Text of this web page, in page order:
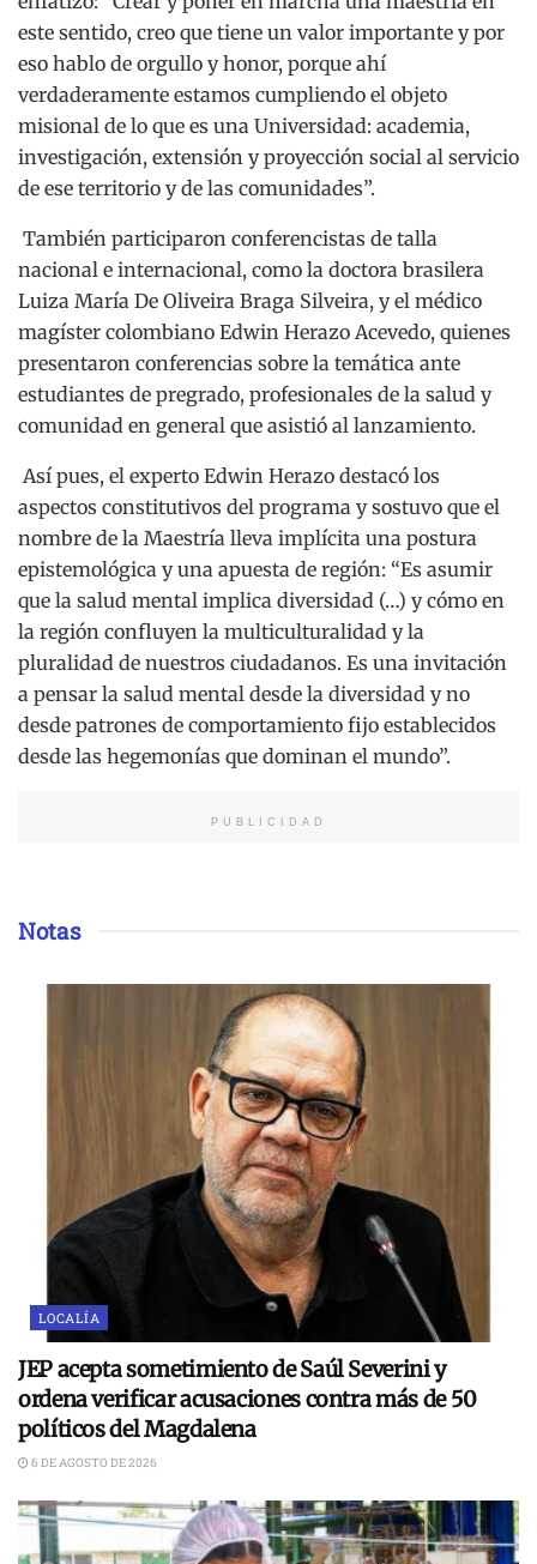
este sentido, creo que tiene un valor importante y por
eso hablo de orgullo y honor, porque ahí
verdaderamente estamos cumpliendo el objeto
misional de lo que es una Universidad: academia,
investigación, extensión y proyección social al servicio
de ese territorio y de las comunidades”.
También participaron conferencistas de talla
nacional e internacional, como la doctora brasilera
Luiza María De Oliveira Braga Silveira, y el médico
magíster colombiano Edwin Herazo Acevedo, quienes
presentaron conferencias sobre la temática ante
estudiantes de pregrado, profesionales de la salud y
comunidad en general que asistió al lanzamiento.
Así pues, el experto Edwin Herazo destacó los
aspectos constitutivos del programa y sostuvo que el
nombre de la Maestría lleva implícita una postura
epistemológica y una apuesta de región: “Es asumir
que la salud mental implica diversidad (…) y cómo en
la región confluyen la multiculturalidad y la
pluralidad de nuestros ciudadanos. Es una invitación
a pensar la salud mental desde la diversidad y no
desde patrones de comportamiento fijo establecidos
desde las hegemonías que dominan el mundo”.
PUBLICIDAD
Notas
LOCALÍA
JEP acepta sometimiento de Saúl Severini y
ordena verificar acusaciones contra más de 50
políticos del Magdalena
6 DE AGOSTO DE 2026